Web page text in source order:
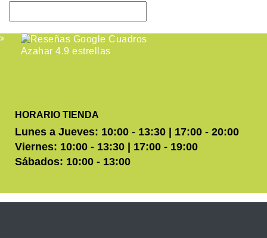
HORARIO TIENDA
Lunes a Jueves: 10:00 - 13:30 | 17:00 - 20:00
Viernes: 10:00 - 13:30 | 17:00 - 19:00
Sábados: 10:00 - 13:00